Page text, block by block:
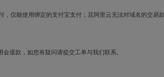
仅能使用绑定的支付宝支付；且阿里云无法对域名的交易
退款，如您有疑问请提交工单与我们联系。